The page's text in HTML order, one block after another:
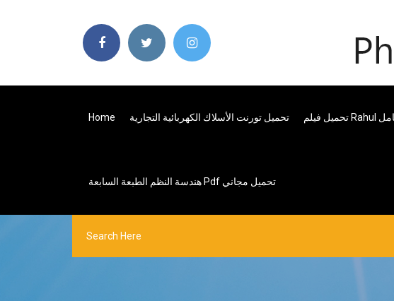
Home تحميل تورنت الأسلاك الكهربائية التجارية
هندسة النظم الطبعة السابعة Pdf تحميل مجاني